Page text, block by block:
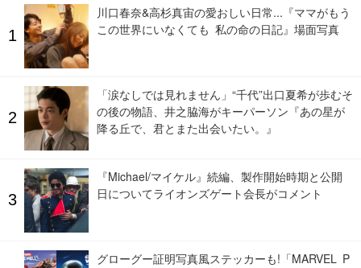
川口春奈&高杉真宙の愛おしい日常...『ママがもう
この世界にいなくても 私の命の日記』場面写真
「涙なしでは見れません」“千代”出口夏希が歩むそ
の後の物語、井之脇海がキーパーソン『あの星が
降る丘で、君とまた出会いたい。』
『Michael/マイケル』続編、製作開始時期と公開
日についてライオンズゲート会長がコメント
グローグー証明写真風ステッカーも!「MARVEL P